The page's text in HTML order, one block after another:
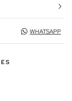
WHATSAPP